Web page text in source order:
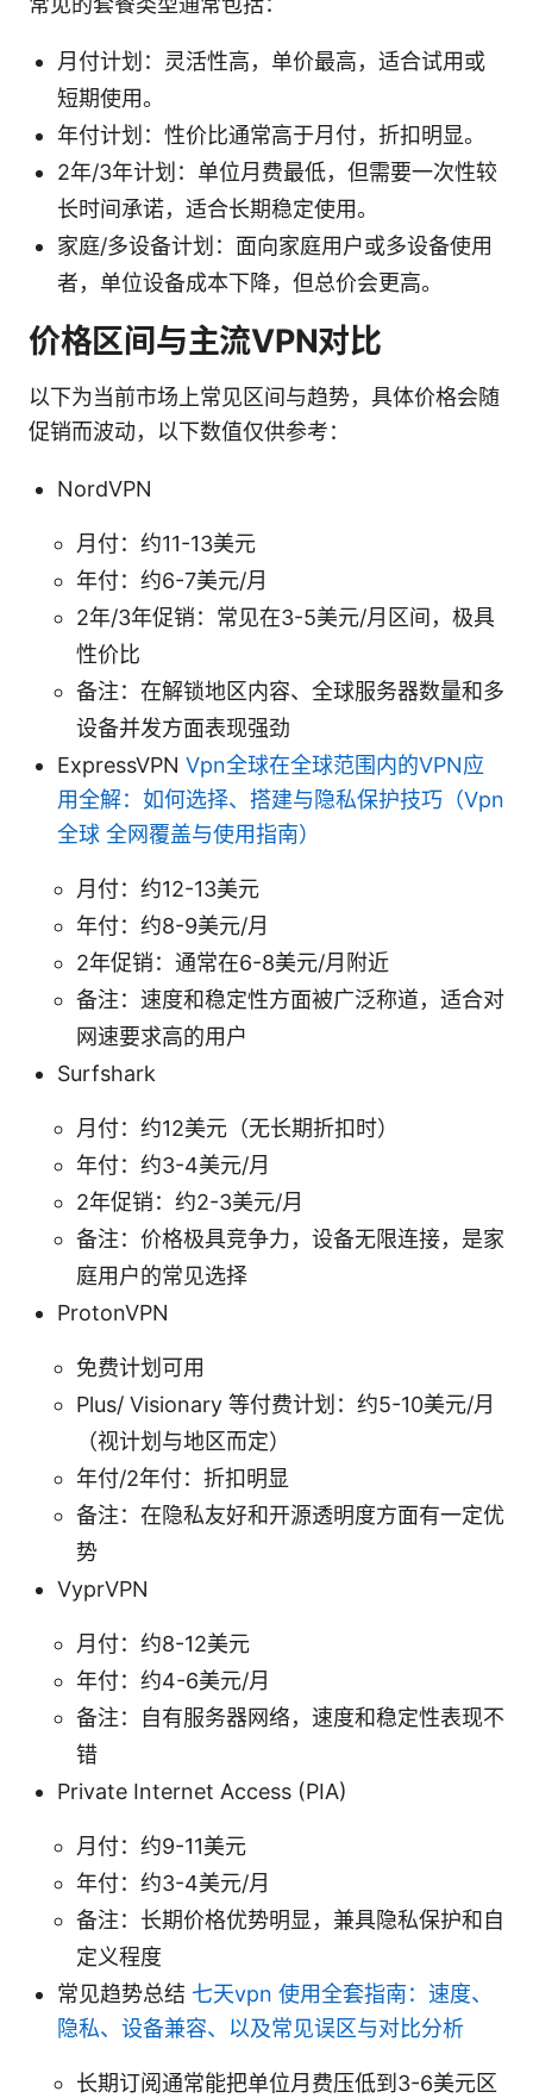
月付计划：灵活性高，单价最高，适合试用或
短期使用。
年付计划：性价比通常高于月付，折扣明显。
2年/3年计划：单位月费最低，但需要一次性较
长时间承诺，适合长期稳定使用。
家庭/多设备计划：面向家庭用户或多设备使用
者，单位设备成本下降，但总价会更高。
价格区间与主流VPN对比
以下为当前市场上常见区间与趋势，具体价格会随
促销而波动，以下数值仅供参考：
NordVPN
月付：约11-13美元
年付：约6-7美元/月
2年/3年促销：常见在3-5美元/月区间，极具
性价比
备注：在解锁地区内容、全球服务器数量和多
设备并发方面表现强劲
ExpressVPN Vpn全球在全球范围内的VPN应
用全解：如何选择、搭建与隐私保护技巧（Vpn
全球 全网覆盖与使用指南）
月付：约12-13美元
年付：约8-9美元/月
2年促销：通常在6-8美元/月附近
备注：速度和稳定性方面被广泛称道，适合对
网速要求高的用户
Surfshark
月付：约12美元（无长期折扣时）
年付：约3-4美元/月
2年促销：约2-3美元/月
备注：价格极具竞争力，设备无限连接，是家
庭用户的常见选择
ProtonVPN
免费计划可用
Plus/ Visionary 等付费计划：约5-10美元/月
（视计划与地区而定）
年付/2年付：折扣明显
备注：在隐私友好和开源透明度方面有一定优
势
VyprVPN
月付：约8-12美元
年付：约4-6美元/月
备注：自有服务器网络，速度和稳定性表现不
错
Private Internet Access (PIA)
月付：约9-11美元
年付：约3-4美元/月
备注：长期价格优势明显，兼具隐私保护和自
定义程度
常见趋势总结 七天vpn 使用全套指南：速度、
隐私、设备兼容、以及常见误区与对比分析
长期订阅通常能把单位月费压低到3-6美元区